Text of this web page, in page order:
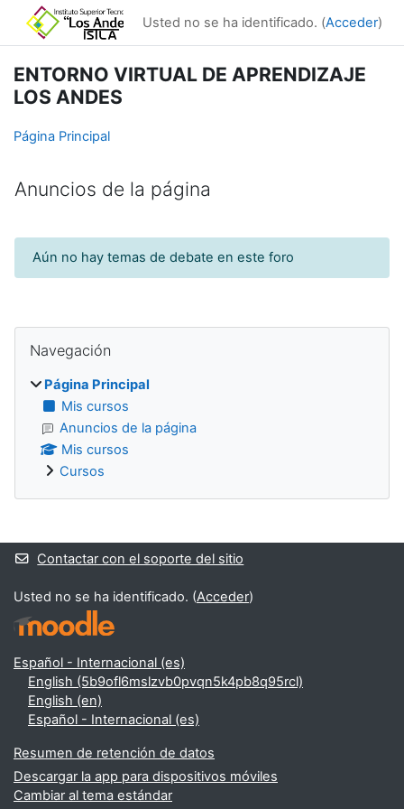
Salta al contenido principal
Usted no se ha identificado. (Acceder)
ENTORNO VIRTUAL DE APRENDIZAJE
LOS ANDES
Página Principal
Anuncios de la página
Aún no hay temas de debate en este foro
Bloques
Navegación
Página Principal
Mis cursos
Anuncios de la página
Mis cursos
Cursos
Bloques suplementarios
Contactar con el soporte del sitio
Usted no se ha identificado. (Acceder)
Español - Internacional ‎(es)‎
English ‎(5b9ofl6mslzvb0pvqn5k4pb8q95rcl)‎
English ‎(en)‎
Español - Internacional ‎(es)‎
Resumen de retención de datos
Descargar la app para dispositivos móviles
Cambiar al tema estándar